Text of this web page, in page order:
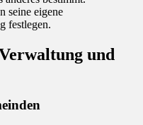
seine eigene
festlegen.
und